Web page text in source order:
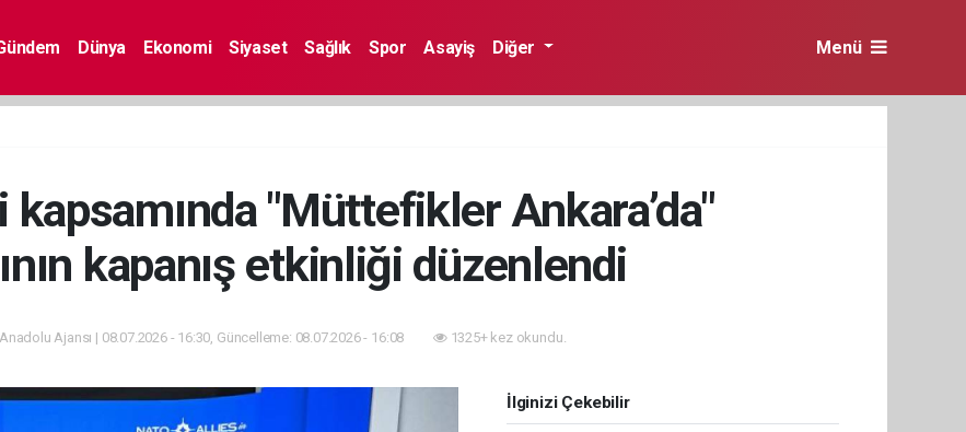
Dünya Ekonomi Siyaset Sağlık Spor Asayiş Diğer Menü
kapsamında "Müttefikler Ankara’da"
kapanış etkinliği düzenlendi
Ajansı | 08.07.2026 - 16:30, Güncelleme: 08.07.2026 - 16:08 1325+ kez okundu.
İlginizi Çekebilir